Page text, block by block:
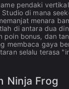
pendaki
di mana
menara
di antara dua
poin bonus, dan
membaca gaya
selalu terasa
Ninja Frog